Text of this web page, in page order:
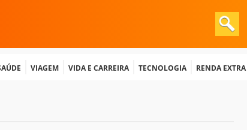
Viagem Vida e Carreira Tecnologia Renda extra